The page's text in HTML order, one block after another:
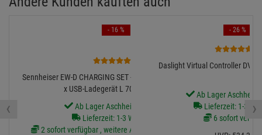
Sennheiser EW-D CHARGING SET - EW-D Ladeset Enthält 1
x USB-Ladegerät L 70, 2 x Akkup
Ab Lager Aschheim lieferbar
Lieferzeit: 1-3 Werktage
2 sofort verfügbar , weitere Artikel ab Zentrallager
- 16 %
Daslight Virtual Controller DVC
Ab Lager
Lieferzeit: 1-3
6 sofort
- 26 %
‹ ›